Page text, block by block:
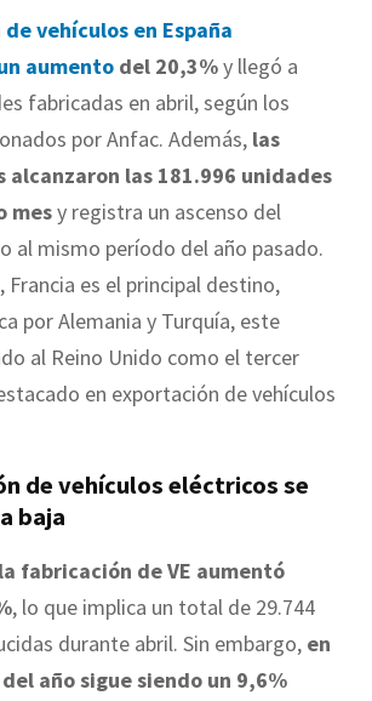
vehículos en España
aumento del 20,3%y llegó a
fabricadas en abril, según los
por Anfac. Además, las
alcanzaron las 181.996 unidades
mesy registra un ascenso del
al mismo período del año pasado.
Francia es el principal destino,
por Alemania y Turquía, este
al Reino Unido como el tercer
en exportación de vehículos
de vehículos eléctricos se
baja
la fabricación de VE aumentó
, lo que implica un total de 29.744
durante abril. Sin embargo, en
año sigue siendo un 9,6%